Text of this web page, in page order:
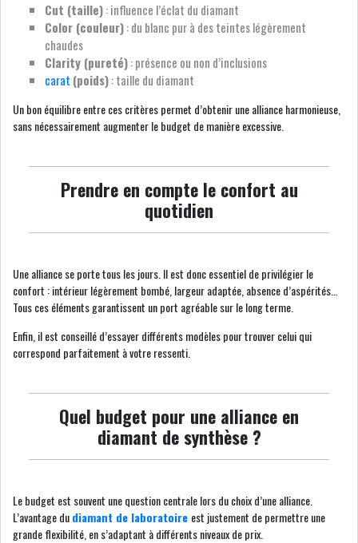
Cut (taille): influence l’éclat du diamant
Color (couleur): du blanc pur à des teintes légèrement
chaudes
Clarity (pureté): présence ou non d’inclusions
carat (poids): taille du diamant
Un bon équilibre entre ces critères permet d’obtenir une alliance harmonieuse,
sans nécessairement augmenter le budget de manière excessive.
Prendre en compte le confort au
quotidien
Une alliance se porte tous les jours. Il est donc essentiel de privilégier le
confort : intérieur légèrement bombé, largeur adaptée, absence d’aspérités…
Tous ces éléments garantissent un port agréable sur le long terme.
Enfin, il est conseillé d’essayer différents modèles pour trouver celui qui
correspond parfaitement à votre ressenti.
Quel budget pour une alliance en
diamant de synthèse ?
Le budget est souvent une question centrale lors du choix d’une alliance.
L’avantage dudiamant de laboratoire est justement de permettre une
grande flexibilité, en s’adaptant à différents niveaux de prix.